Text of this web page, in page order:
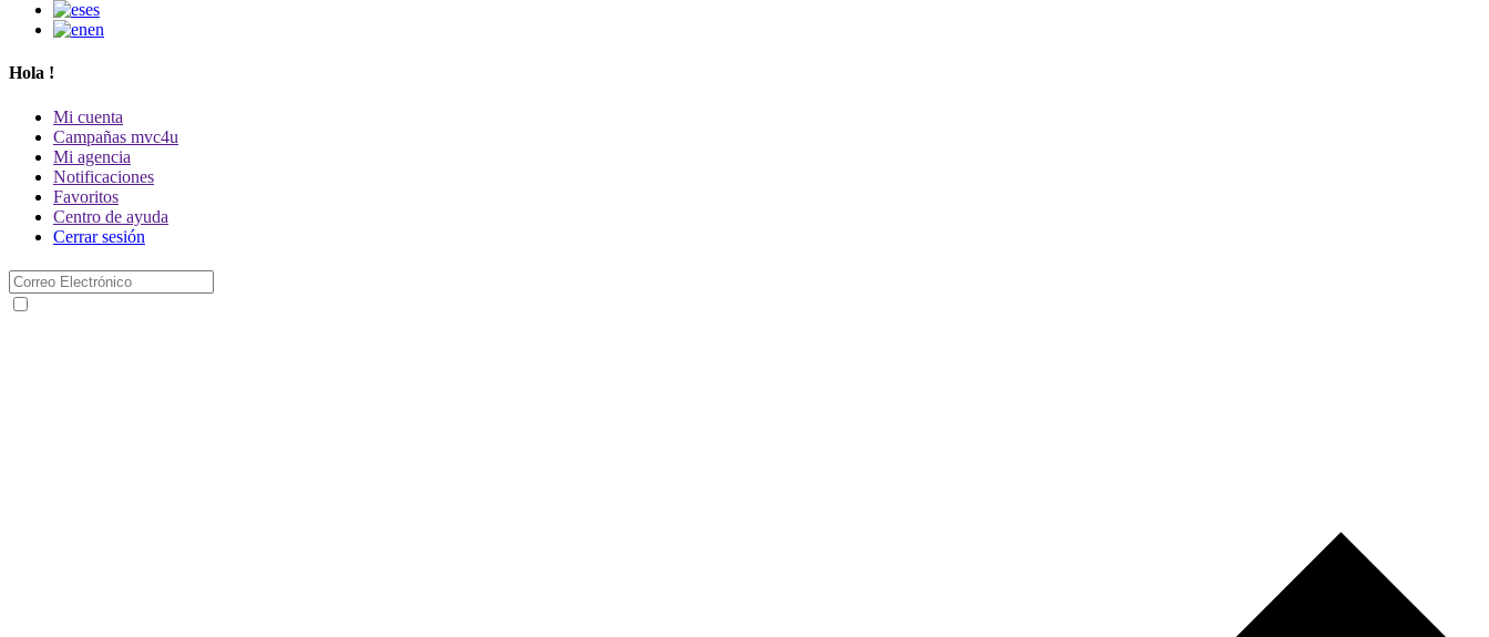
es
en
Hola !
Mi cuenta
Campañas mvc4u
Mi agencia
Notificaciones
Favoritos
Centro de ayuda
Cerrar sesión